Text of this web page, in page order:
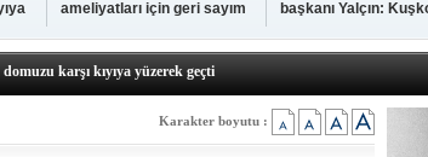
ameliyatları için geri sayım
başkanı Yalçın:
dönmek istiyor
karşı kıyıya yüzerek geçti
ve fedakârlıklarıyla hayat kurtarıyor
Kuşkonar Köyü sakinleri, köylerine dönmek
Karakter boyutu :